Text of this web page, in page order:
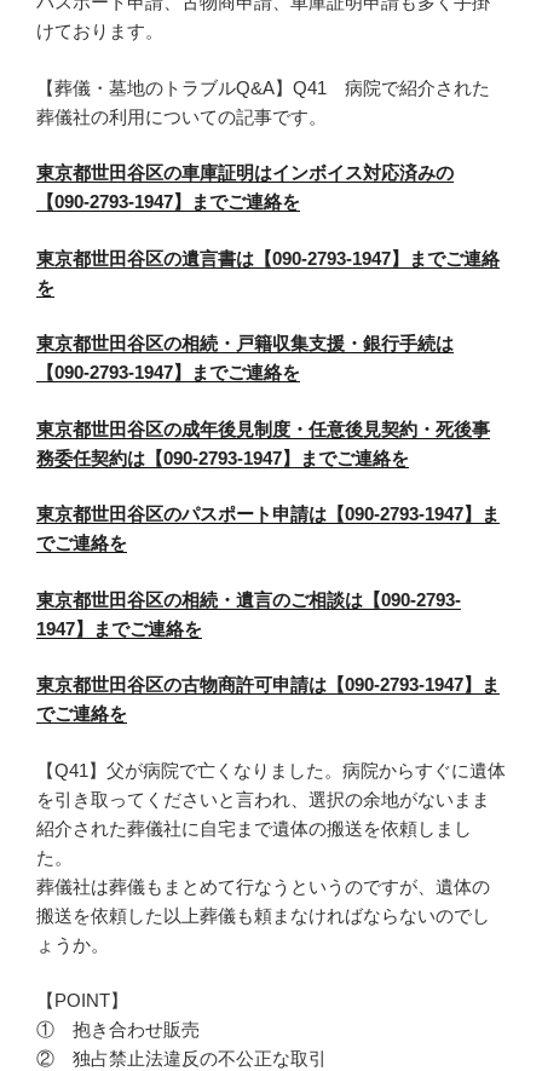
けております。
【葬儀・墓地のトラブルQ&A】Q41 病院で紹介された
葬儀社の利用についての記事です。
東京都世田谷区の車庫証明はインボイス対応済みの
【090-2793-1947】までご連絡を
東京都世田谷区の遺言書は【090-2793-1947】までご連絡
を
東京都世田谷区の相続・戸籍収集支援・銀行手続は
【090-2793-1947】までご連絡を
東京都世田谷区の成年後見制度・任意後見契約・死後事
務委任契約は【090-2793-1947】までご連絡を
東京都世田谷区のパスポート申請は【090-2793-1947】ま
でご連絡を
東京都世田谷区の相続・遺言のご相談は【090-2793-
1947】までご連絡を
東京都世田谷区の古物商許可申請は【090-2793-1947】ま
でご連絡を
【Q41】父が病院で亡くなりました。病院からすぐに遺体
を引き取ってくださいと言われ、選択の余地がないまま
紹介された葬儀社に自宅まで遺体の搬送を依頼しまし
た。
葬儀社は葬儀もまとめて行なうというのですが、遺体の
搬送を依頼した以上葬儀も頼まなければならないのでし
ょうか。
【POINT】
① 抱き合わせ販売
② 独占禁止法違反の不公正な取引